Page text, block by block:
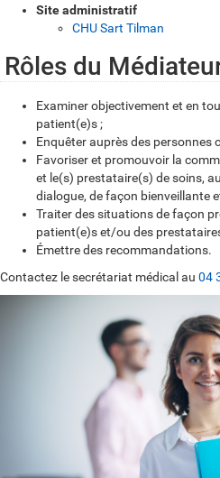
Site administratif
CHU Sart Tilman
Rôles du
Examiner objectivement et en
patient(e)s ;
Enquêter auprès des personnes
Favoriser et promouvoir la
et le(s) prestataire(s) de soins,
dialogue, de façon bienveillante
Traiter des situations de façon
patient(e)s et/ou des
Émettre des recommandations.
Contactez le secrétariat médical au 04